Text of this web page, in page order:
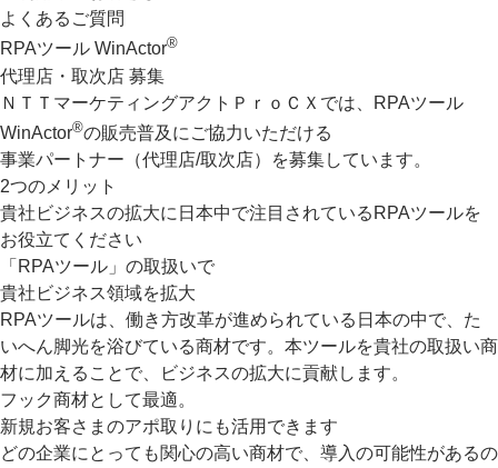
よくあるご質問
RPAツール WinActor®
代理店・取次店 募集
ＮＴＴマーケティングアクトＰｒｏＣＸでは、RPAツール
WinActor®の販売普及にご協力いただける
事業パートナー（代理店/取次店）を募集しています。
2つのメリット
貴社ビジネスの拡大に日本中で注目されているRPAツールを
お役立てください
「RPAツール」の取扱いで
貴社ビジネス領域を拡大
RPAツールは、働き方改革が進められている日本の中で、た
いへん脚光を浴びている商材です。本ツールを貴社の取扱い商
材に加えることで、ビジネスの拡大に貢献します。
フック商材として最適。
新規お客さまのアポ取りにも活用できます
どの企業にとっても関心の高い商材で、導入の可能性があるの